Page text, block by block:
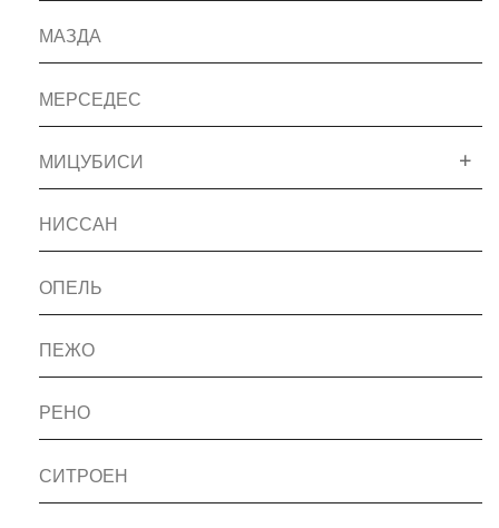
МАЗДА
МЕРСЕДЕС
МИЦУБИСИ
НИССАН
ОПЕЛЬ
ПЕЖО
РЕНО
СИТРОЕН